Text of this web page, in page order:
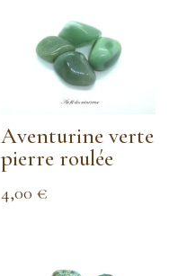
Aventurine verte
pierre roulée
4,00€